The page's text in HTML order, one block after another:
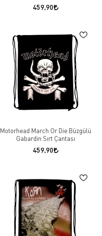
459,90
Motorhead March Or Die Büzgülü
Gabardin Sırt Çantası
459,90